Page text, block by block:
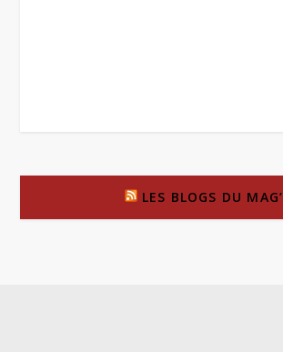
LES BLOGS DU MAG’